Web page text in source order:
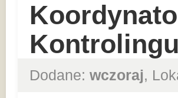
Dodane: wczoraj,